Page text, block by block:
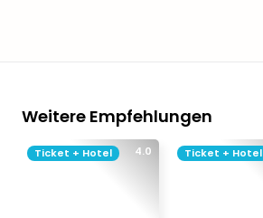
Weitere Empfehlungen
4.0
Ticket + Hotel Ticket + Hotel